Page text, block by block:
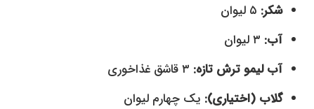
شکر:
آب:
آب لیمو ترش تازه:
گلاب (اختیاری): یک چهارم لیوان